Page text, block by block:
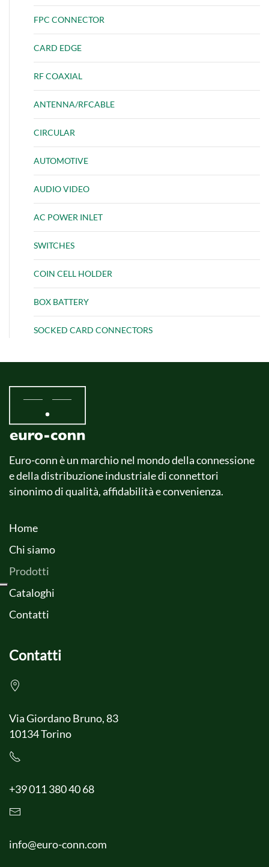
FPC CONNECTOR
CARD EDGE
RF COAXIAL
ANTENNA/RFCABLE
CIRCULAR
AUTOMOTIVE
AUDIO VIDEO
AC POWER INLET
SWITCHES
COIN CELL HOLDER
BOX BATTERY
SOCKED CARD CONNECTORS
Euro-conn è un marchio nel mondo della connessione
e della distribuzione industriale di connettori
sinonimo di qualità, affidabilità e convenienza.
Home
Chi siamo
Prodotti
Cataloghi
Contatti
Contatti
Via Giordano Bruno, 83
10134 Torino
+39 011 380 40 68
info@euro-conn.com